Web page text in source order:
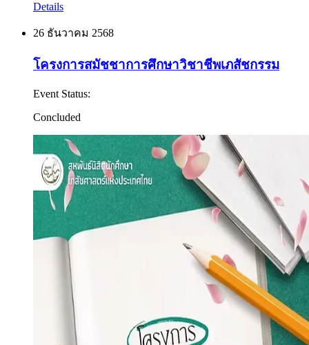
Details
26 ธันวาคม 2568
โครงการสมัชชาการศึกษาวิชาชีพเภสัชกรรม
Event Status:
Concluded